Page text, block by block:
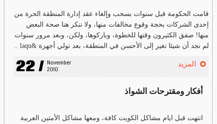
قامت الحكومة قبل سنوات بسحب وإلغاء عقد إدارة المنطقة الحرة من
إحدى الشركات بحجة وقوع مخالفات منها، ولا ننكر هنا صحة البعض
منها! صفق الكثيرون وقتها للخطوة، وباركوها، ولكن، وبعد مرور سنوات
لم نجد أن شيئا تغير إلى الأحسن في المنطقة، بعد تولي أجهزة &laqu ..
22 / November
2010
المزيد
أفكار ومقترحات الشواذ
انتهت قبل ايام مشاكل الكويت كافة، ومعها مشاكل الأمتين العربية